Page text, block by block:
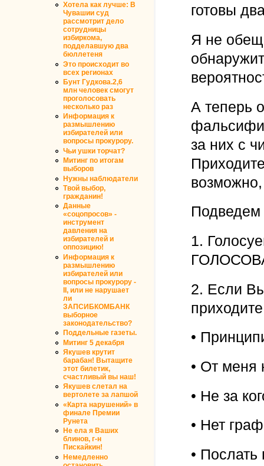
Хотела как лучше: В
Чувашии суд
рассмотрит дело
сотрудницы
избиркома,
подделавшую два
бюллетеня
Это происходит во
всех регионах
Бунт Гудкова.2,6
млн человек смогут
проголосовать
несколько раз
Информация к
размышлению
избирателей или
вопросы прокурору.
Чьи ушки торчат?
Митинг по итогам
выборов
Нужны наблюдатели
Твой выбор,
гражданин!
Данные
«соцопросов» -
инструмент
давления на
избирателей и
оппозицию!
Информация к
размышлению
избирателей или
вопросы прокурору -
II, или не нарушает
ли
ЗАПСИБКОМБАНК
выборное
законодательство?
Поддельные газеты.
Митинг 5 декабря
Якушев крутит
барабан! Вытащите
этот билетик,
счастливый вы наш!
Якушев слетал на
вертолете за лапшой
«Карта нарушений» в
финале Премии
Рунета
Не ела я Ваших
блинов, г-н
Пискайкин!
Немедленно
готовы
Я не
А теперь
за них с
Подведем
1.
2. Если
•
• От меня
• Не за
• Нет
•